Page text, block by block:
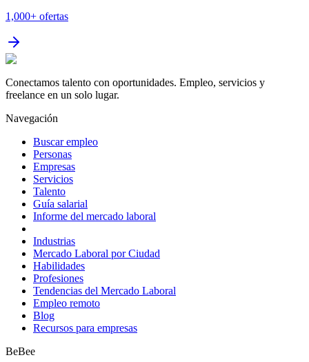
1,000+ ofertas
Conectamos talento con oportunidades. Empleo, servicios y
freelance en un solo lugar.
Navegación
Buscar empleo
Personas
Empresas
Servicios
Talento
Guía salarial
Informe del mercado laboral
Industrias
Mercado Laboral por Ciudad
Habilidades
Profesiones
Tendencias del Mercado Laboral
Empleo remoto
Blog
Recursos para empresas
BeBee